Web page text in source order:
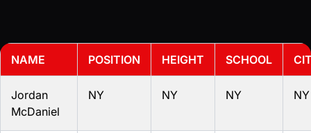
NAME POSITION HEIGHT SCHOOL
Jordan
McDaniel
NY NY NY NY